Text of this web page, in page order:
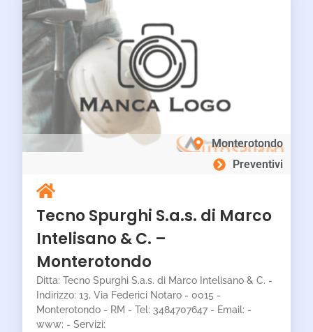
Monterotondo
Preventivi
Tecno Spurghi S.a.s. di Marco
Intelisano & C. –
Monterotondo
Ditta: Tecno Spurghi S.a.s. di Marco Intelisano & C. -
Indirizzo: 13, Via Federici Notaro - 0015 -
Monterotondo - RM - Tel: 3484707647 - Email: -
www: - Servizi: